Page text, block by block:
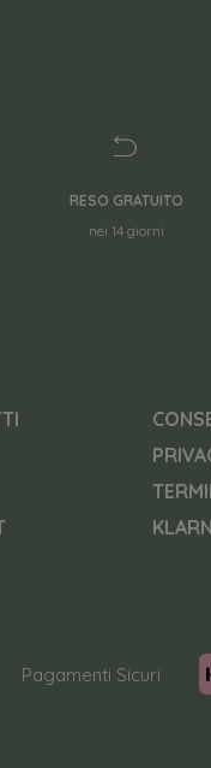
RESO GRATUITO
nei 14 giorni
Pagamenti Sicuri